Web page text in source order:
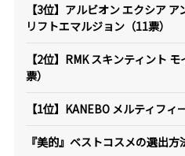
【3位】アルビオン エクシア
リフトエマルジョン（11票）
【2位】RMK スキンティント
票）
【1位】KANEBO メルティフィ
『美的』ベストコスメの選出方